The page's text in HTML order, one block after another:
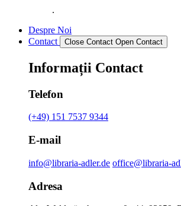
.
Despre Noi
Contact
Close Contact Open Contact
Informații Contact
Telefon
(+49) 151 7537 9344
E-mail
info@libraria-adler.de office@libraria-
Adresa